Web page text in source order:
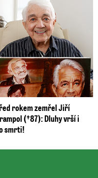
rokem zemřel Jiří
(†87): Dluhy vrší i
smrti!